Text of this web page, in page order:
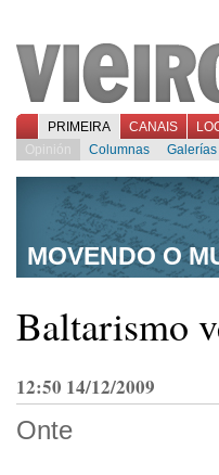
PRIMEIRA CANAIS
Opinión
Columnas Galerías
MOVENDO O
Baltarismo
12:50 14/12/2009
Onte